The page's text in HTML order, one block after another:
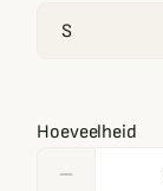
Hoeveelheid
remove